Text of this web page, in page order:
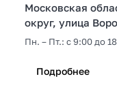
Московская
округ, улица
Пн. – Пт.: с 9:00 до
Подробнее